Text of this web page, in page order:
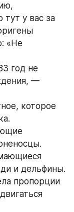
тут у вас за
«Не
год не
—
которое
и дельфины.
пропорции